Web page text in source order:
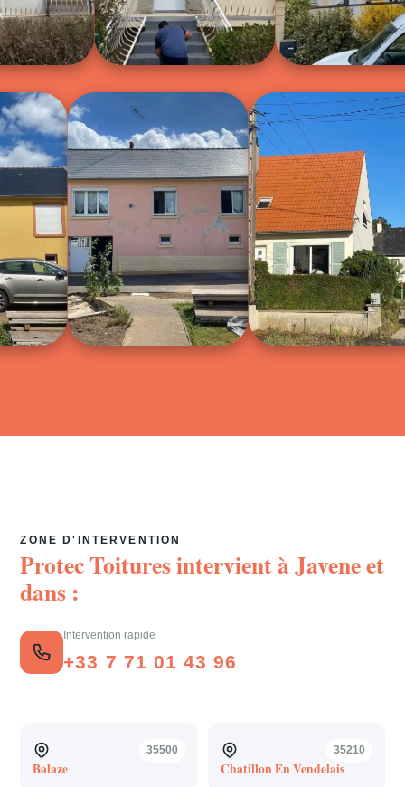
ZONE D'INTERVENTION
Protec Toitures intervient àJaveneet
dans :
Intervention rapide
+33 7 71 01 43 96
35500
Balaze
35210
Chatillon En Vendelais